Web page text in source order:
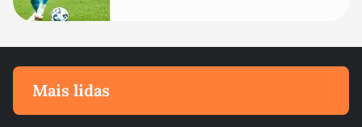
Mais lidas